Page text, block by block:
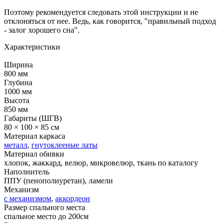
Поэтому рекомендуется следовать этой инструкции и не
отклоняться от нее. Ведь, как говорится, "правильный подход
- залог хорошего сна".
Характеристики
Ширина
800 мм
Глубина
1000 мм
Высота
850 мм
Габариты (ШГВ)
80 × 100 × 85 см
Материал каркаса
металл, гнутоклееные латы
Материал обивки
хлопок, жаккард, велюр, микровелюр, ткань по каталогу
Наполнитель
ППУ (пенополиуретан), ламели
Механизм
с механизмом, аккордеон
Размер спального места
спальное место до 200см